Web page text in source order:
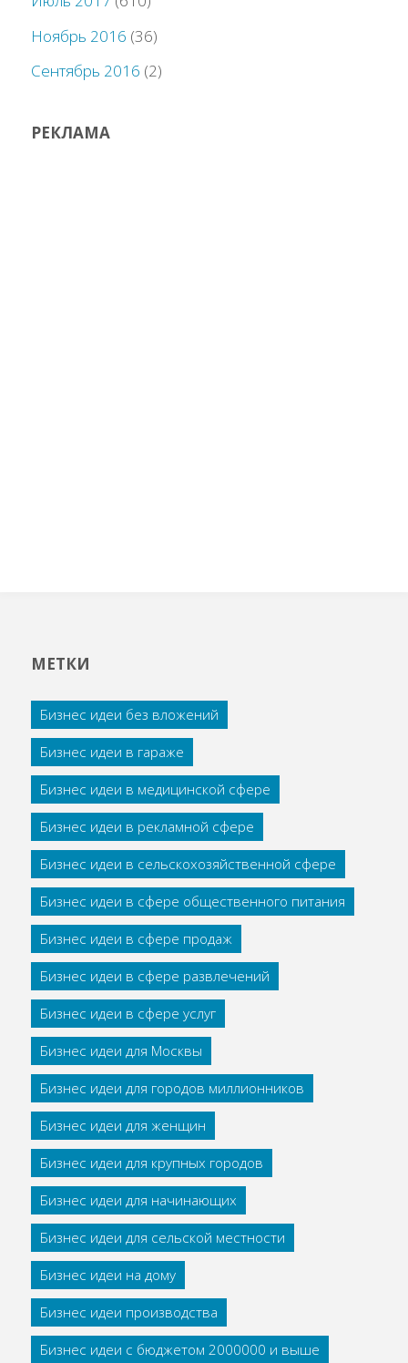
Ноябрь 2016 (36)
Сентябрь 2016 (2)
РЕКЛАМА
МЕТКИ
Бизнес идеи без вложений
Бизнес идеи в гараже
Бизнес идеи в медицинской сфере
Бизнес идеи в рекламной сфере
Бизнес идеи в сельскохозяйственной сфере
Бизнес идеи в сфере общественного питания
Бизнес идеи в сфере продаж
Бизнес идеи в сфере развлечений
Бизнес идеи в сфере услуг
Бизнес идеи для Москвы
Бизнес идеи для городов миллионников
Бизнес идеи для женщин
Бизнес идеи для крупных городов
Бизнес идеи для начинающих
Бизнес идеи для сельской местности
Бизнес идеи на дому
Бизнес идеи производства
Бизнес идеи с бюджетом 2000000 и выше